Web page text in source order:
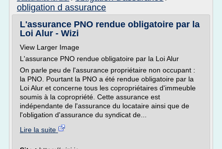
obligation d assurance
L'assurance PNO rendue obligatoire par la
Loi Alur - Wizi
View Larger Image
L'assurance PNO rendue obligatoire par la Loi Alur
On parle peu de l'assurance propriétaire non occupant :
la PNO. Pourtant la PNO a été rendue obligatoire par la
Loi Alur et concerne tous les copropriétaires d'immeuble
soumis à la copropriété. Cette assurance est
indépendante de l'assurance du locataire ainsi que de
l'obligation d'assurance du syndicat de...
Lire la suite